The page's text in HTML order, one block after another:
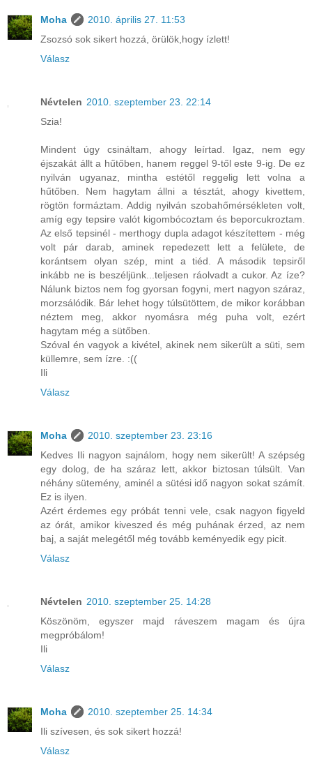
Moha
2010. április 27. 11:53
Zsozsó sok sikert hozzá, örülök,hogy ízlett!
Válasz
Névtelen 2010. szeptember 23. 22:14
Szia!
Mindent úgy csináltam, ahogy leírtad. Igaz, nem egy
éjszakát állt a hűtőben, hanem reggel 9-től este 9-ig. De ez
nyilván ugyanaz, mintha estétől reggelig lett volna a
hűtőben. Nem hagytam állni a tésztát, ahogy kivettem,
rögtön formáztam. Addig nyilván szobahőmérsékleten volt,
amíg egy tepsire valót kigombócoztam és beporcukroztam.
Az első tepsinél - merthogy dupla adagot készítettem - még
volt pár darab, aminek repedezett lett a felülete, de
korántsem olyan szép, mint a tiéd. A második tepsiről
inkább ne is beszéljünk...teljesen ráolvadt a cukor. Az íze?
Nálunk biztos nem fog gyorsan fogyni, mert nagyon száraz,
morzsálódik. Bár lehet hogy túlsütöttem, de mikor korábban
néztem meg, akkor nyomásra még puha volt, ezért
hagytam még a sütőben.
Szóval én vagyok a kivétel, akinek nem sikerült a süti, sem
küllemre, sem ízre. :((
Ili
Válasz
Moha
2010. szeptember 23. 23:16
Kedves Ili nagyon sajnálom, hogy nem sikerült! A szépség
egy dolog, de ha száraz lett, akkor biztosan túlsült. Van
néhány sütemény, aminél a sütési idő nagyon sokat számít.
Ez is ilyen.
Azért érdemes egy próbát tenni vele, csak nagyon figyeld
az órát, amikor kiveszed és még puhának érzed, az nem
baj, a saját melegétől még tovább keményedik egy picit.
Válasz
Névtelen 2010. szeptember 25. 14:28
Köszönöm, egyszer majd ráveszem magam és újra
megpróbálom!
Ili
Válasz
Moha
2010. szeptember 25. 14:34
Ili szívesen, és sok sikert hozzá!
Válasz